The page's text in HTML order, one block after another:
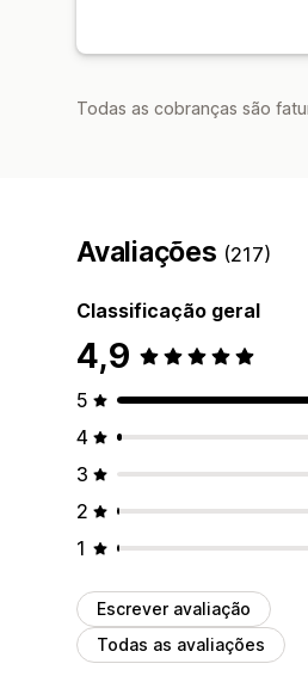
Todas as cobranças são
Avaliações (217)
Classificação geral
4,9
5
4
3
2
1
Escrever avaliação
Todas as avaliações